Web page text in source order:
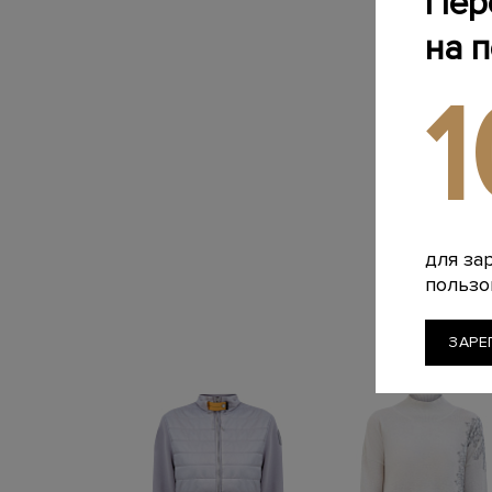
на
для